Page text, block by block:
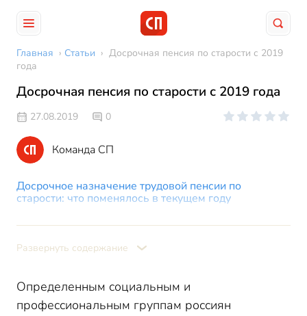
Главная › Статьи › Досрочная пенсия по старости с 2019
года
Досрочная пенсия по старости с 2019 года
27.08.2019 0
Команда СП
Досрочное назначение трудовой пенсии по
старости: что поменялось в текущем году
Развернуть содержание
Определенным социальным и
профессиональным группам россиян